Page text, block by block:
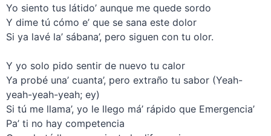
Yo siento tus látido’ aunque me quede sordo
Y dime tú cómo e’ que se sana este dolor
Si ya lavé la’ sábana’, pero siguen con tu olor.
Y yo solo pido sentir de nuevo tu calor
Ya probé una’ cuanta’, pero extraño tu sabor (Yeah-
yeah-yeah-yeah; ey)
Si tú me llama’, yo le llego má’ rápido que Emergencia’
Pa’ ti no hay competencia